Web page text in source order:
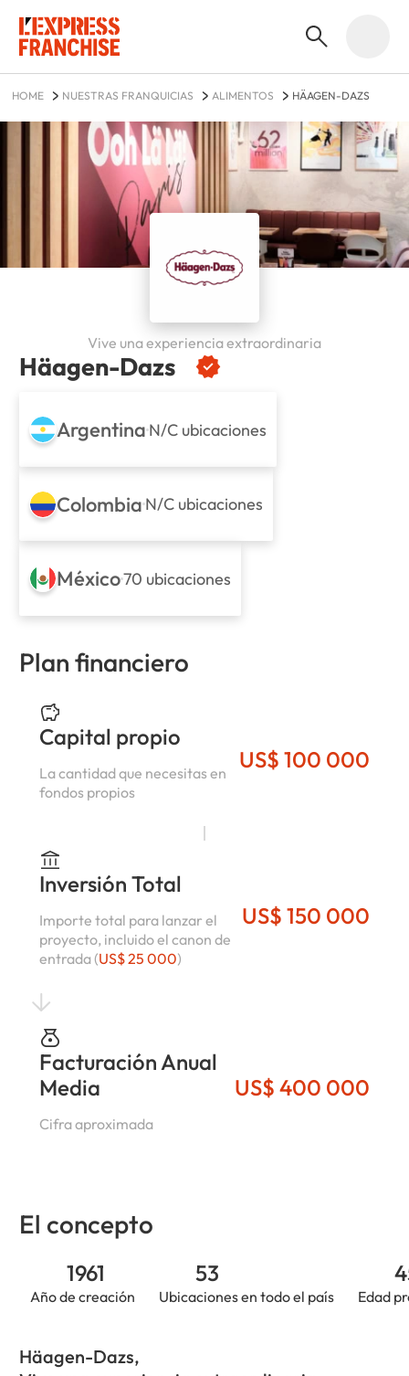
HOME NUESTRAS FRANQUICIAS ALIMENTOS HÄAGEN-DAZS
Häagen-Dazs
ArgentinaN/C ubicaciones
ColombiaN/C ubicaciones
México70 ubicaciones
Vive una experiencia extraordinaria
Plan financiero
Capital propio
La cantidad que necesitas en
fondos propios
US$ 100 000
Inversión Total
Importe total para lanzar el
proyecto, incluido el canon de
entrada (US$ 25 000)
US$ 150 000
Facturación Anual
Media
Cifra aproximada
US$ 400 000
El concepto
Año de creación
1961
Ubicaciones en todo el país
53
Edad
Häagen-Dazs,